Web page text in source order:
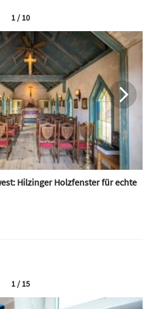
Hilzinger Holzfenster für echte
1 / 10
1 / 15